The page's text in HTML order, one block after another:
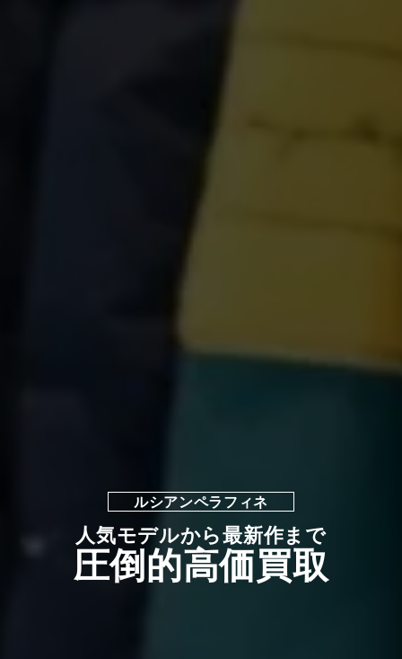
ルシアンペラフィネ
人気モデルから最新作まで
圧倒的高価買取